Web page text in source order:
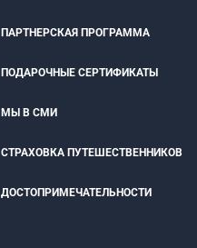
ПАРТНЕРСКАЯ ПРОГРАММА
ПОДАРОЧНЫЕ СЕРТИФИКАТЫ
МЫ В СМИ
СТРАХОВКА ПУТЕШЕСТВЕННИКОВ
ДОСТОПРИМЕЧАТЕЛЬНОСТИ